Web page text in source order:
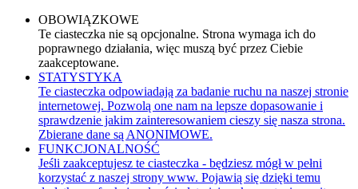
OBOWIĄZKOWE
Te ciasteczka nie są opcjonalne. Strona wymaga ich do
poprawnego działania, więc muszą być przez Ciebie
zaakceptowane.
STATYSTYKA
Te ciasteczka odpowiadają za badanie ruchu na naszej stronie
internetowej. Pozwolą one nam na lepsze dopasowanie i
sprawdzenie jakim zainteresowaniem cieszy się nasza strona.
Zbierane dane są ANONIMOWE.
FUNKCJONALNOŚĆ
Jeśli zaakceptujesz te ciasteczka - będziesz mógł w pełni
korzystać z naszej strony www. Pojawią się dzięki temu